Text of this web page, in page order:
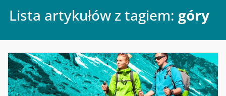
Lista artykułów z tagiem: góry